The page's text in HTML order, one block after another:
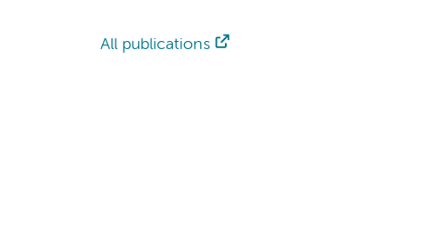
All publications